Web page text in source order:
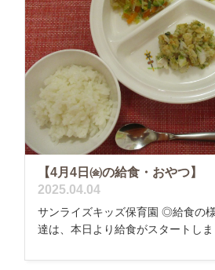
【4月4日㈮の給食・おやつ】
2025.04.04
サンライズキッズ保育園 ◎給食の
達は、本日より給食がスタートし